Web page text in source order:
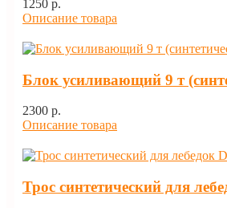
1250 p.
Описание товара
Блок усиливающий 9 т
2300 p.
Описание товара
Трос синтетический для